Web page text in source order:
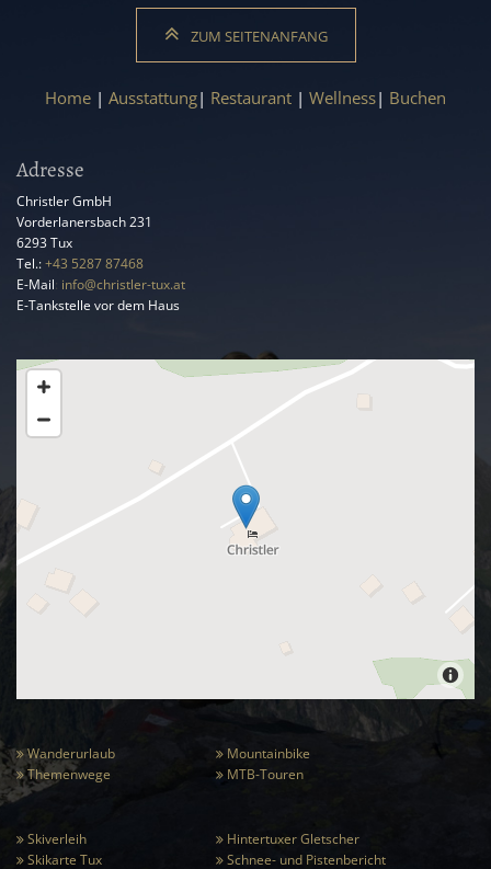
ZUM SEITENANFANG
Home | Ausstattung| Restaurant | Wellness| Buchen
Adresse
Christler GmbH
Vorderlanersbach 231
6293Tux
Tel.:+43 5287 87468
E-Mail: info@christler-tux.at
E-Tankstelle vor dem Haus
Wanderurlaub
Themenwege
Mountainbike
MTB-Touren
 Skiverleih
 Skikarte Tux
Hintertuxer Gletscher
Schnee- und Pistenbericht